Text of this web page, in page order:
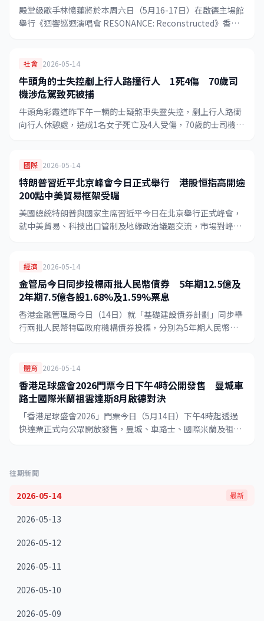
殿堂級歌手林憶蓮將於本周六日（5月16-17日）在啟德主場館
舉行《迴響巡迴演唱會 RESONANCE: Reconstructed》香港
社會 2026-05-14
牛頭角的士失控剷上行人路撞行人 1死4傷 70歲司
機涉危駕致死被捕
牛頭角彩霞道昨下午一輛的士疑煞車失靈失控，剷上行人路衝
向行人休憩處，造成1名女子死亡及4人受傷，70歲的士司機涉
國際 2026-05-14
特朗普習近平北京峰會今日正式舉行 港股恒指高開逾
200點中美貿易框架受矚
美國總統特朗普與國家主席習近平今日在北京舉行正式峰會，
就中美貿易、科技出口管制及地緣政治議題交流，市場對峰會
經濟 2026-05-14
金管局今日同步投標兩批人民幣債券 5年期12.5億及
2年期7.5億各設1.68%及1.59%票息
香港金融管理局今日（14日）就「基礎建設債券計劃」同步舉
行兩批人民幣特區政府機構債券投標，分別為5年期人民幣
體育 2026-05-14
香港足球盛會2026門票今日下午4時公開發售 曼城車
路士國際米蘭祖雲達斯8月啟德對決
「香港足球盛會2026」門票今日（5月14日）下午4時起透過
快達票正式向公眾開放發售，曼城、車路士、國際米蘭及祖雲
往期新聞
2026-05-14 最新
2026-05-13
2026-05-12
2026-05-11
2026-05-10
2026-05-09